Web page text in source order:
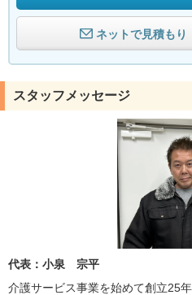
ネットで見積もり
スタッフメッセージ
代表：小泉 宗平
介護サービス事業を始めて創立25年